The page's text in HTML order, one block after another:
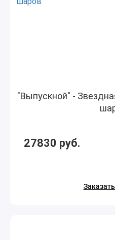
"Выпускной" -
27830 руб.